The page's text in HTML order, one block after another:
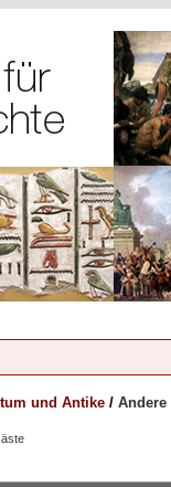
und Antike /